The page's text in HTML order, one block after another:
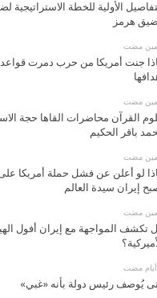
الأولية للخطة الاستراتيجية
هرمز
مضت
جنت أمريكا من حرب دمرت
مضت
القرآن محاضرات القاها حجة
باقر الحكيم
مضت
لو أعلن عن فشل حملة أمريكا
إيران سيدة العالم
مضت
تكشف المواجهة مع إيران أفول
يُوصف رئيس دولة بأنه «غبي»